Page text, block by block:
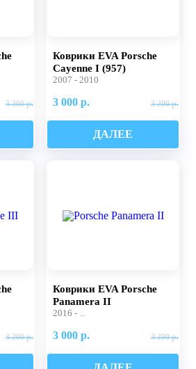
3 200 р.
Коврики EVA Porsche
Cayenne I (957)
2007 - 2010
3 000 р. 3 200 р.
ДАЛЕЕ
3 200 р.
Коврики EVA Porsche
Panamera II
2016 - ...
3 000 р. 3 200 р.